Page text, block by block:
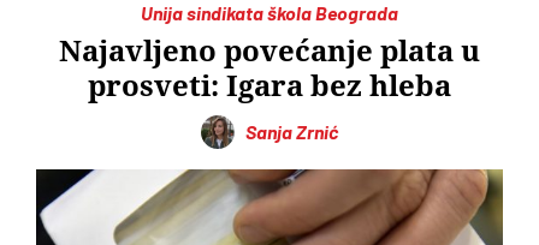
Unija sindikata škola Beograda
Najavljeno povećanje plata u
prosveti: Igara bez hleba
Sanja Zrnić